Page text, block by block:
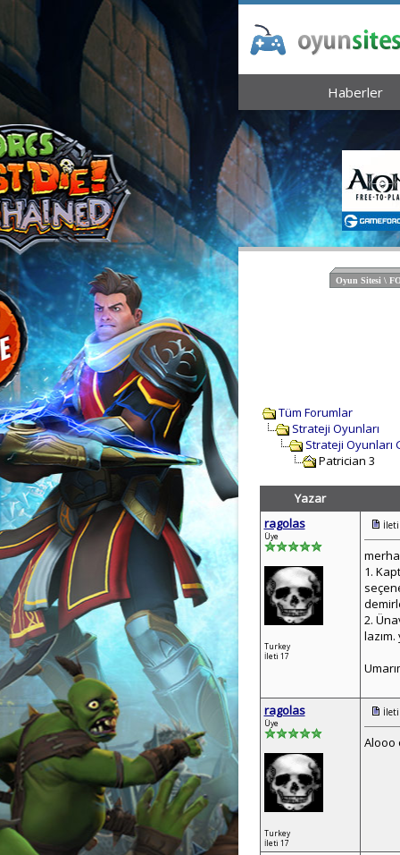
Haberler
Oyun Sitesi \
Tüm Forumlar
Strateji Oyunları
Strateji Oyunları
Patrician 3
Yazar
ragolas
Üye
Turkey
İleti 17
1.
2.
ragolas
Üye
Turkey
İleti 17
Alooo